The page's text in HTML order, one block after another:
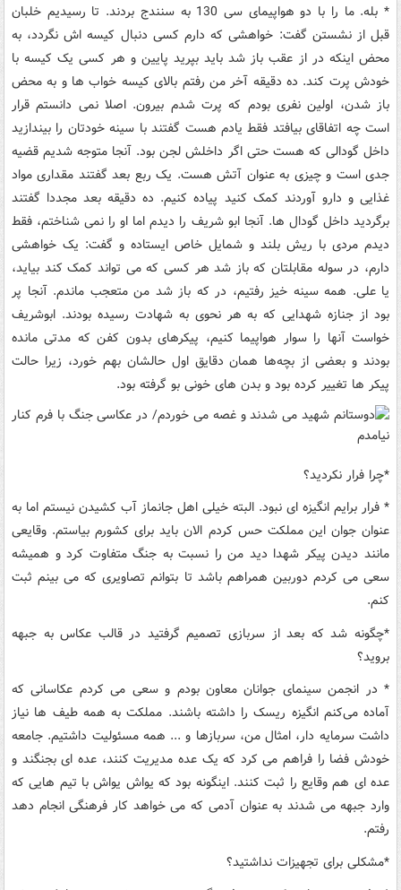
*
بله. ما را با دو هواپیمای سی 130 به سنندج بردند. تا رسیدیم خلبان
قبل از نشستن گفت: خواهشی که دارم کسی دنبال کیسه اش نگردد، به
محض اینکه در از عقب باز شد باید بپرید پایین و هر کسی یک کیسه با
خودش پرت کند. ده دقیقه آخر من رفتم بالای کیسه خواب ها و به محض
باز شدن، اولین نفری بودم که پرت شدم بیرون. اصلا نمی دانستم قرار
است چه اتفاقای بیافتد فقط یادم هست گفتند با سینه خودتان را بیندازید
داخل گودالی که هست حتی اگر داخلش لجن بود. آنجا متوجه شدیم قضیه
جدی است و چیزی به عنوان آتش هست. یک ربع بعد گفتند مقداری مواد
غذایی و دارو آوردند کمک کنید پیاده کنیم. ده دقیقه بعد مجددا گفتند
برگردید داخل گودال ها. آنجا ابو شریف را دیدم اما او را نمی شناختم، فقط
دیدم مردی با ریش بلند و شمایل خاص ایستاده و گفت: یک خواهشی
دارم، در سوله مقابلتان که باز شد هر کسی که می تواند کمک کند بیاید،
یا علی. همه سینه خیز رفتیم، در که باز شد من متعجب ماندم. آنجا پر
بود از جنازه شهدایی که به هر نحوی به شهادت رسیده بودند. ابوشریف
خواست آنها را سوار هواپیما کنیم، پیکرهای بدون کفن که مدتی مانده
بودند و بعضی از بچه‌ها همان دقایق اول حالشان بهم خورد، زیرا حالت
پیکر ها تغییر کرده بود و بدن های خونی بو گرفته بود.
*چرا فرار نکردید؟
* فرار برایم انگیزه ای نبود. البته خیلی اهل جانماز آب کشیدن نیستم اما به
عنوان جوان این مملکت حس کردم الان باید برای کشورم بیاستم. وقایعی
مانند دیدن پیکر شهدا دید من را نسبت به جنگ متفاوت کرد و همیشه
سعی می کردم دوربین همراهم باشد تا بتوانم تصاویری که می بینم ثبت
کنم.
*چگونه شد که بعد از سربازی تصمیم گرفتید در قالب عکاس به جبهه
بروید؟
* در انجمن سینمای جوانان معاون بودم و سعی می کردم عکاسانی که
آماده می‌کنم انگیزه ریسک را داشته باشند. مملکت به همه طیف ها نیاز
داشت سرمایه دار، امثال من، سربازها و ... همه مسئولیت داشتیم. جامعه
خودش فضا را فراهم می کرد که یک عده مدیریت کنند، عده ای بجنگند و
عده ای هم وقایع را ثبت کنند. اینگونه بود که یواش یواش با تیم هایی که
وارد جبهه می شدند به عنوان آدمی که می خواهد کار فرهنگی انجام دهد
رفتم.
*مشکلی برای تجهیزات نداشتید؟